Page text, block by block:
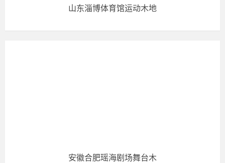
山东淄博体育馆运动木地
安徽合肥瑶海剧场舞台木